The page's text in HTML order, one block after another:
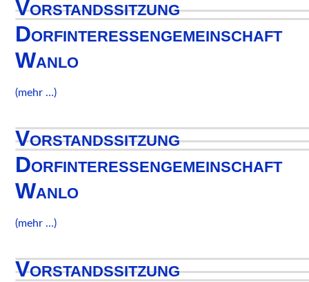
Vorstandssitzung
Dorfinteressengemeinschaft
Wanlo
(mehr …)
Vorstandssitzung
Dorfinteressengemeinschaft
Wanlo
(mehr …)
Vorstandssitzung